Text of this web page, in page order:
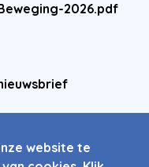
2026.pdf
website te